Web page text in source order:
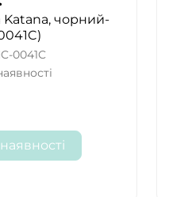
Katana, чорний-
0041C